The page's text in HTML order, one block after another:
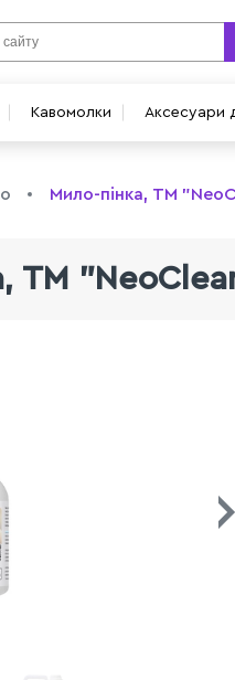
Кавомолки Аксесуари
Мило-пінка, ТМ
ТМ